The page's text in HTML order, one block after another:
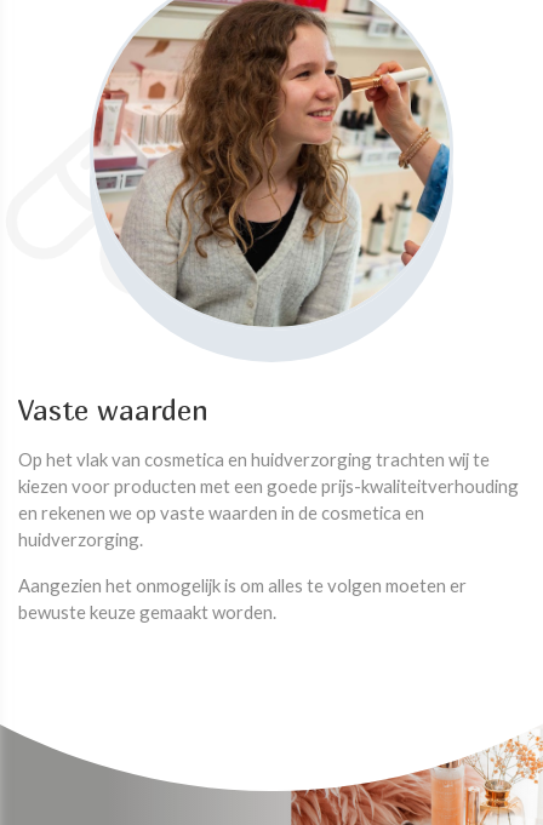
Vaste waarden
Op het vlak van cosmetica en huidverzorging trachten wij te
kiezen voor producten met een goede prijs-kwaliteitverhouding
en rekenen we op vaste waarden in de cosmetica en
huidverzorging.
Aangezien het onmogelijk is om alles te volgen moeten er
bewuste keuze gemaakt worden.